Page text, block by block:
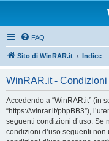
FAQ
Sito di WinRAR.it Indice
WinRAR.it - Condizioni
Accedendo a “WinRAR.it” (in
“https://winrar.it/phpBB3”),
seguenti condizioni d’uso. Se
condizioni d’uso seguenti non